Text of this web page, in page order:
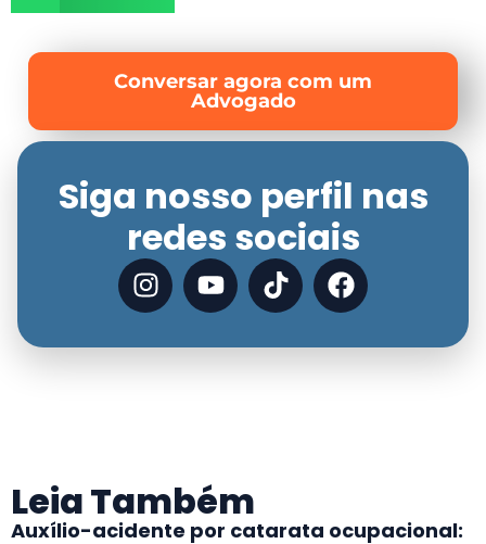
Conversar agora com um
Advogado
Siga nosso perfil nas
redes sociais
Leia Também
Auxílio-acidente por catarata ocupacional: